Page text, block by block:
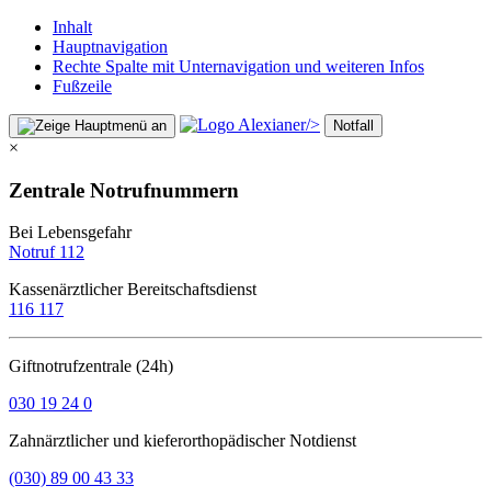
Inhalt
Hauptnavigation
Rechte Spalte mit Unternavigation und weiteren Infos
Fußzeile
/> Notfall
×
Zentrale Notrufnummern
Bei Lebensgefahr
Notruf 112
Kassenärztlicher Bereitschaftsdienst
116 117
Giftnotrufzentrale (24h)
030 19 24 0
Zahnärztlicher und kieferorthopädischer Notdienst
(030) 89 00 43 33